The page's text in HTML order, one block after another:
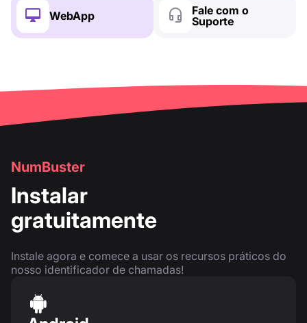
WebApp
Fale com o
Suporte
NumBuster
Instalar
gratuitamente
Instale agora e comece a usar os recursos práticos do
nosso identificador de chamadas!